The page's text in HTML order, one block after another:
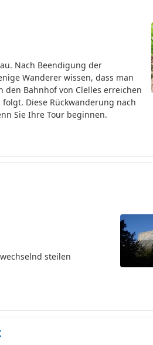
Nach Beendigung der
Wanderer wissen, dass man
den Bahnhof von Clelles erreichen
Diese Rückwanderung nach
Sie Ihre Tour beginnen.
steilen